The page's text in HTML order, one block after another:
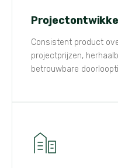
Consistent product
projectprijzen,
betrouwbare